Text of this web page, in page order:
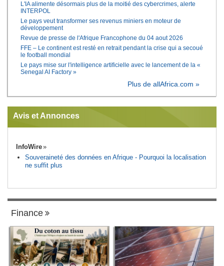
L'IA alimente désormais plus de la moitié des cybercrimes, alerte
INTERPOL
Le pays veut transformer ses revenus miniers en moteur de
développement
Revue de presse de l'Afrique Francophone du 04 aout 2026
FFE – Le continent est resté en retrait pendant la crise qui a secoué
le football mondial
Le pays mise sur l'intelligence artificielle avec le lancement de la «
Senegal AI Factory »
Plus de allAfrica.com »
Avis et Annonces
InfoWire
Souveraineté des données en Afrique - Pourquoi la localisation
ne suffit plus
Finance